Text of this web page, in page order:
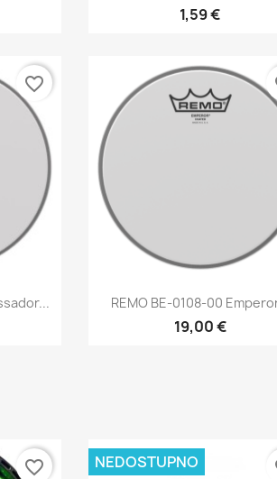
1,59 €
favorite_border
 Brzi pregled
REMO BE-0108-00
19,00 €
favorite_border NEDOSTUPNO